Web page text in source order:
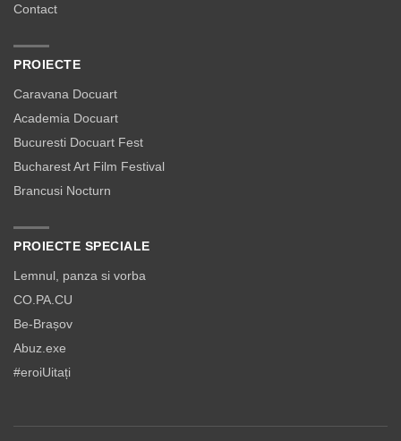
Contact
PROIECTE
Caravana Docuart
Academia Docuart
Bucuresti Docuart Fest
Bucharest Art Film Festival
Brancusi Nocturn
PROIECTE SPECIALE
Lemnul, panza si vorba
CO.PA.CU
Be-Brașov
Abuz.exe
#eroiUitați